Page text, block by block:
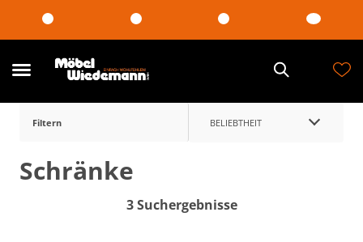
Filtern BELIEBTHEIT
Schränke
3 Suchergebnisse